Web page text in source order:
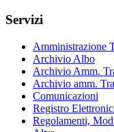
Servizi
Amministrazione
Archivio Albo
Archivio Amm.
Archivio amm.
Comunicazioni
Registro
Regolamenti,